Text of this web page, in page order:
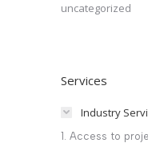
uncategorized
Services
Industry
1. Access to